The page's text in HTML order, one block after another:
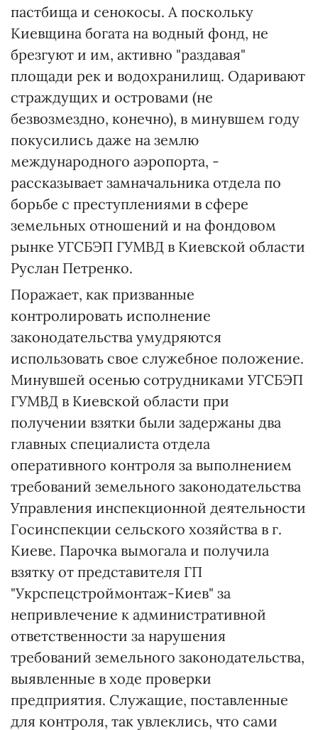
пастбища и сенокосы. А поскольку
Киевщина богата на водный фонд, не
брезгуют и им, активно "раздавая"
площади рек и водохранилищ. Одаривают
страждущих и островами (не
безвозмездно, конечно), в минувшем году
покусились даже на землю
международного аэропорта, -
рассказывает замначальника отдела по
борьбе с преступлениями в сфере
земельных отношений и на фондовом
рынке УГСБЭП ГУМВД в Киевской области
Руслан Петренко.
Поражает, как призванные
контролировать исполнение
законодательства умудряются
использовать свое служебное положение.
Минувшей осенью сотрудниками УГСБЭП
ГУМВД в Киевской области при
получении взятки были задержаны два
главных специалиста отдела
оперативного контроля за выполнением
требований земельного законодательства
Управления инспекционной деятельности
Госинспекции сельского хозяйства в г.
Киеве. Парочка вымогала и получила
взятку от представителя ГП
"Укрспецстроймонтаж-Киев" за
непривлечение к административной
ответственности за нарушения
требований земельного законодательства,
выявленные в ходе проверки
предприятия. Служащие, поставленные
для контроля, так увлеклись, что сами